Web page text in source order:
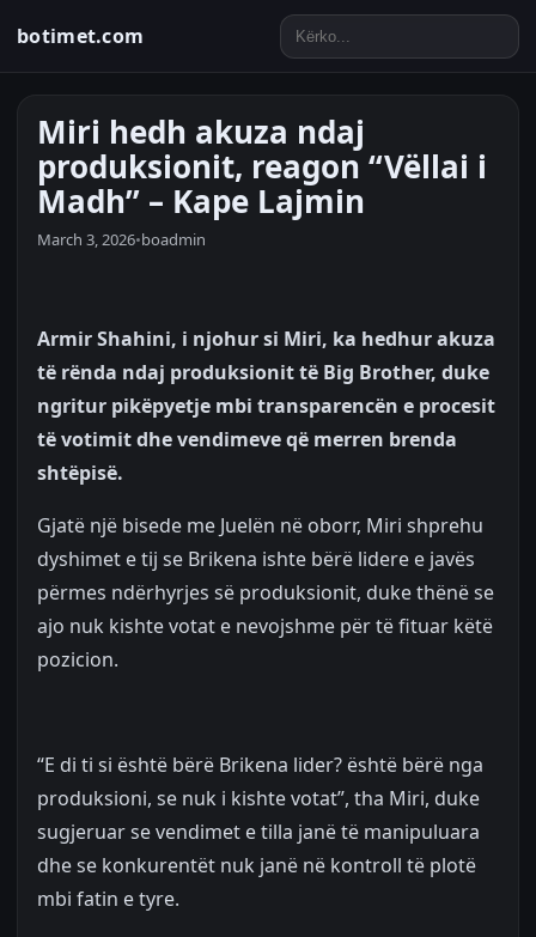
botimet.com
Miri hedh akuza ndaj
produksionit, reagon “Vëllai i
Madh” – Kape Lajmin
March 3, 2026•boadmin
Armir Shahini, i njohur si Miri, ka hedhur akuza
të rënda ndaj produksionit të Big Brother, duke
ngritur pikëpyetje mbi transparencën e procesit
të votimit dhe vendimeve që merren brenda
shtëpisë.
Gjatë një bisede me Juelën në oborr, Miri shprehu
dyshimet e tij se Brikena ishte bërë lidere e javës
përmes ndërhyrjes së produksionit, duke thënë se
ajo nuk kishte votat e nevojshme për të fituar këtë
pozicion.
“E di ti si është bërë Brikena lider? është bërë nga
produksioni, se nuk i kishte votat”, tha Miri, duke
sugjeruar se vendimet e tilla janë të manipuluara
dhe se konkurentët nuk janë në kontroll të plotë
mbi fatin e tyre.